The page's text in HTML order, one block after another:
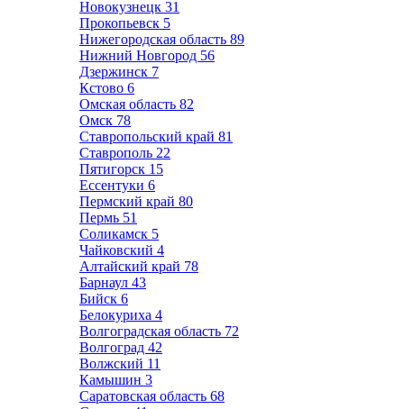
Новокузнецк 31
Прокопьевск 5
Нижегородская область 89
Нижний Новгород 56
Дзержинск 7
Кстово 6
Омская область 82
Омск 78
Ставропольский край 81
Ставрополь 22
Пятигорск 15
Ессентуки 6
Пермский край 80
Пермь 51
Соликамск 5
Чайковский 4
Алтайский край 78
Барнаул 43
Бийск 6
Белокуриха 4
Волгоградская область 72
Волгоград 42
Волжский 11
Камышин 3
Саратовская область 68